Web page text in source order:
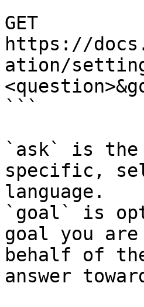
GET
https://
ation/
```
`ask` is the
specific,
language.
`goal` is
goal you
behalf of
answer